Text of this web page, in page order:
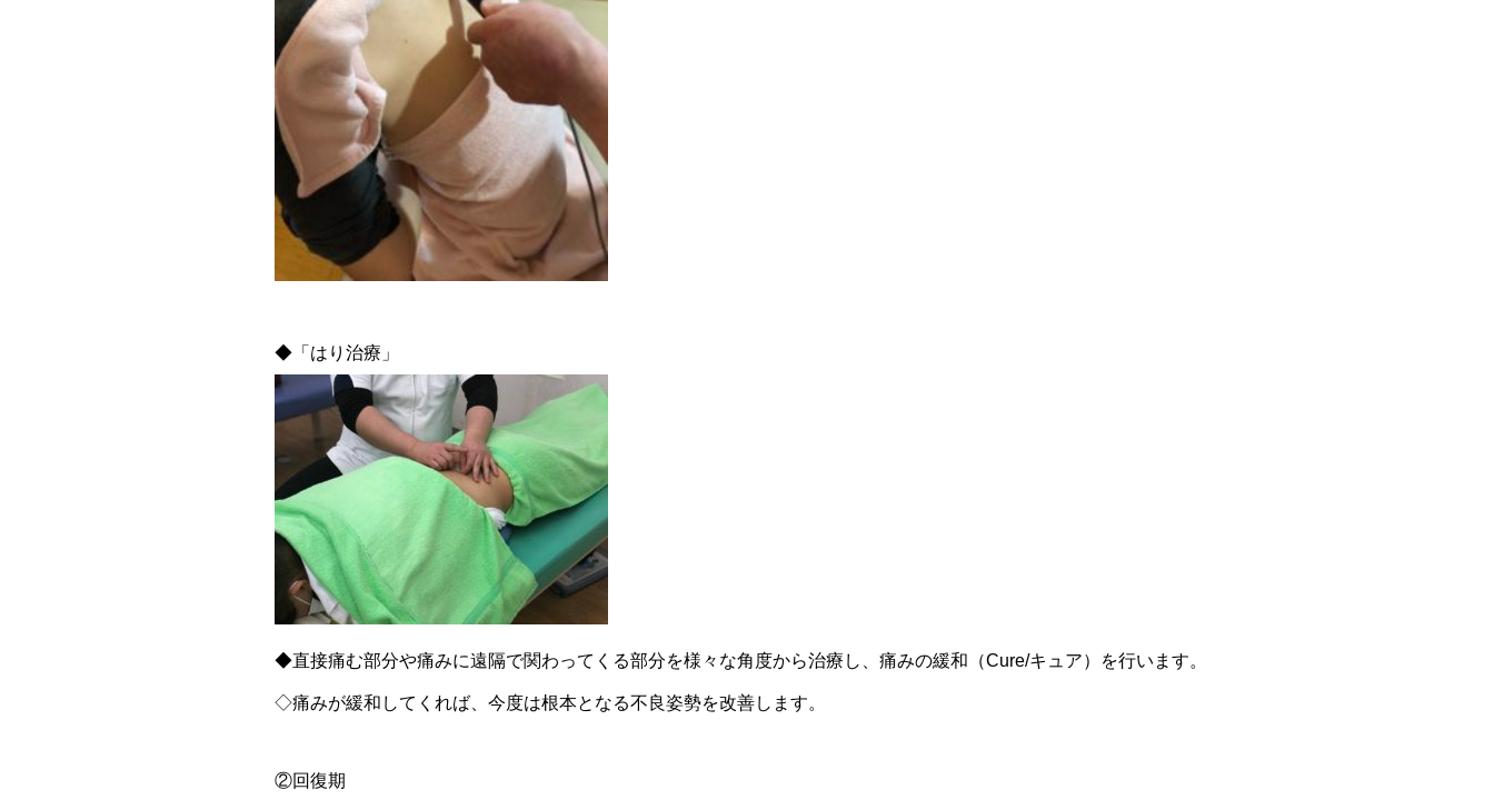
◆「はり治療」
◆直接痛む部分や痛みに遠隔で関わってくる部分を様々な角度から治療し、痛みの緩和（Cure/キュア）を行います。
◇痛みが緩和してくれば、今度は根本となる不良姿勢を改善します。
②回復期